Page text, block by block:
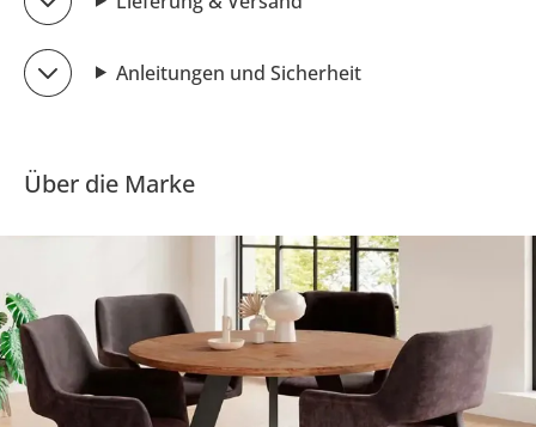
Anleitungen und Sicherheit
Über die Marke